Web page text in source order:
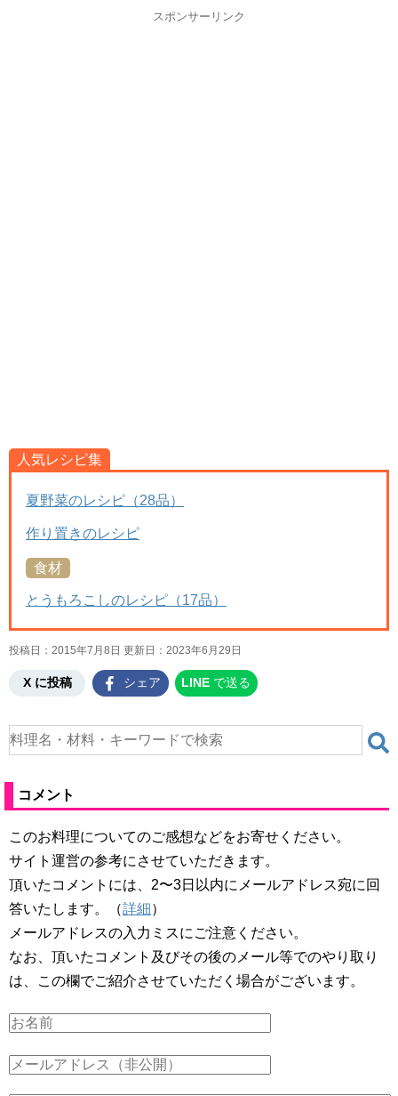
スポンサーリンク
人気レシピ集
夏野菜のレシピ（28品）
作り置きのレシピ
食材
とうもろこしのレシピ（17品）
投稿日：2015年7月8日 更新日： 2023年6月29日
X に投稿 シェア LINE で送る
コメント
このお料理についてのご感想などをお寄せください。
サイト運営の参考にさせていただきます。
頂いたコメントには、2〜3日以内にメールアドレス宛に回
答いたします。（詳細）
メールアドレスの入力ミスにご注意ください。
なお、頂いたコメント及びその後のメール等でのやり取り
は、この欄でご紹介させていただく場合がございます。